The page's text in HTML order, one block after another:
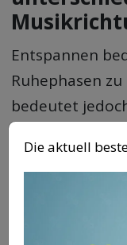
Entspannen
Ruhephasen
bedeutet
wenn immer
Musik beim
jeweiligen
Die aktuell